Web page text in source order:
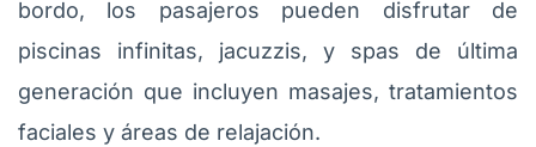
bordo, los pasajeros pueden disfrutar de
piscinas infinitas, jacuzzis, y spas de última
generación que incluyen masajes, tratamientos
faciales y áreas de relajación.